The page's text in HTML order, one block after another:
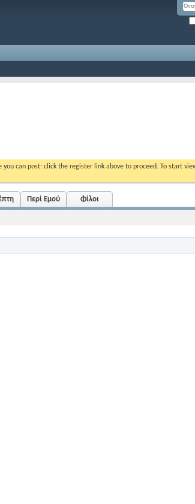
you can post: click the register link above to proceed. To start
Περί Εμού Φίλοι